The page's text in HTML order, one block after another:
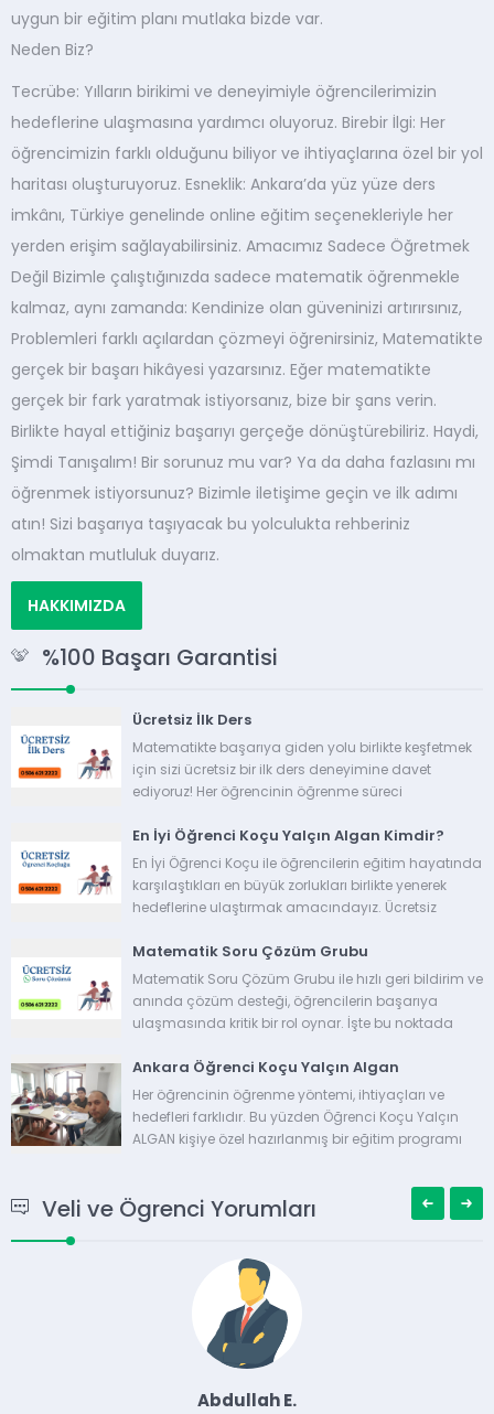
uygun bir eğitim planı mutlaka bizde var.
Neden Biz?
Tecrübe: Yılların birikimi ve deneyimiyle öğrencilerimizin
hedeflerine ulaşmasına yardımcı oluyoruz. Birebir İlgi: Her
öğrencimizin farklı olduğunu biliyor ve ihtiyaçlarına özel bir yol
haritası oluşturuyoruz. Esneklik: Ankara’da yüz yüze ders
imkânı, Türkiye genelinde online eğitim seçenekleriyle her
yerden erişim sağlayabilirsiniz. Amacımız Sadece Öğretmek
Değil Bizimle çalıştığınızda sadece matematik öğrenmekle
kalmaz, aynı zamanda: Kendinize olan güveninizi artırırsınız,
Problemleri farklı açılardan çözmeyi öğrenirsiniz, Matematikte
gerçek bir başarı hikâyesi yazarsınız. Eğer matematikte
gerçek bir fark yaratmak istiyorsanız, bize bir şans verin.
Birlikte hayal ettiğiniz başarıyı gerçeğe dönüştürebiliriz. Haydi,
Şimdi Tanışalım! Bir sorunuz mu var? Ya da daha fazlasını mı
öğrenmek istiyorsunuz? Bizimle iletişime geçin ve ilk adımı
atın! Sizi başarıya taşıyacak bu yolculukta rehberiniz
olmaktan mutluluk duyarız.
HAKKIMIZDA
%100 Başarı Garantisi
Ücretsiz İlk Ders
Matematikte başarıya giden yolu birlikte keşfetmek
için sizi ücretsiz bir ilk ders deneyimine davet
ediyoruz! Her öğrencinin öğrenme süreci
uygun yöntemi belirlemek...
En İyi Öğrenci Koçu Yalçın Algan Kimdir?
En İyi Öğrenci Koçu ile öğrencilerin eğitim hayatında
karşılaştıkları en büyük zorlukları birlikte yenerek
hedeflerine ulaştırmak amacındayız. Ücretsiz
harika bir fırsattır. Peki, bu...
Matematik Soru Çözüm Grubu
Matematik Soru Çözüm Grubu ile hızlı geri bildirim ve
anında çözüm desteği, öğrencilerin başarıya
ulaşmasında kritik bir rol oynar. İşte bu noktada
Grubu hizmeti, öğrencilerin matematik...
Ankara Öğrenci Koçu Yalçın Algan
Her öğrencinin öğrenme yöntemi, ihtiyaçları ve
hedefleri farklıdır. Bu yüzden Öğrenci Koçu Yalçın
ALGAN kişiye özel hazırlanmış bir eğitim programı
Veli ve Ögrenci Yorumları
Abdullah E.